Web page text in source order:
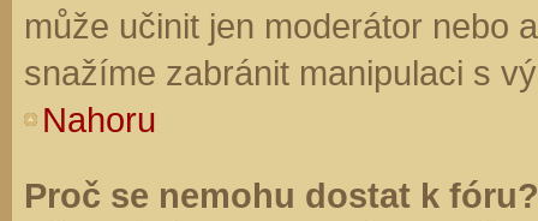
může učinit jen moderátor nebo
snažíme zabránit manipulaci s
Nahoru
Proč se nemohu dostat k fóru?